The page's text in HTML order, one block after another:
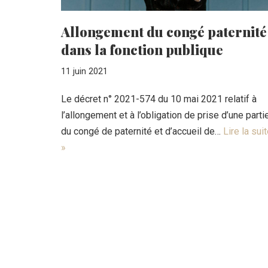
Allongement du congé paternité
dans la fonction publique
11 juin 2021
Le décret n° 2021-574 du 10 mai 2021 relatif à
l’allongement et à l’obligation de prise d’une
du congé de paternité et d’accueil de… Lire la
»